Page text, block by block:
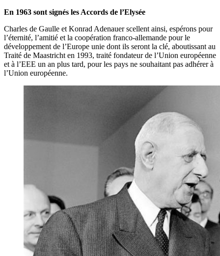
En 1963 sont signés les Accords de l’Elysée
Charles de Gaulle et Konrad Adenauer scellent ainsi, espérons pour
l’éternité, l’amitié et la coopération franco-allemande pour le
développement de l’Europe unie dont ils seront la clé, aboutissant au
Traité de Maastricht en 1993, traité fondateur de l’Union européenne
et à l’EEE un an plus tard, pour les pays ne souhaitant pas adhérer à
l’Union européenne.